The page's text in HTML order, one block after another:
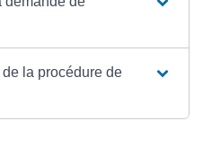
la procédure de